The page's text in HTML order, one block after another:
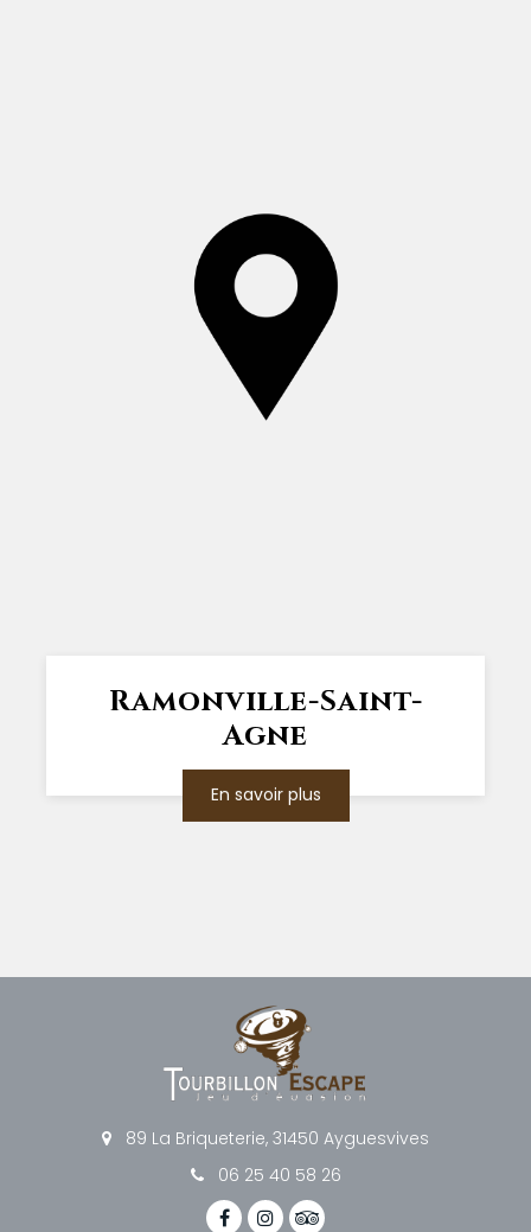
Ramonville-Saint-
Agne
En savoir plus
89 La Briqueterie, 31450 Ayguesvives
06 25 40 58 26